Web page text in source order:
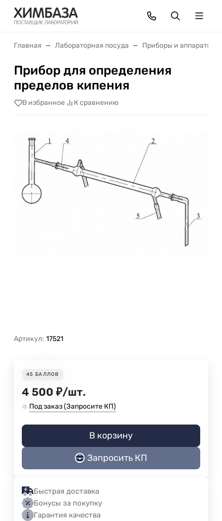
Главная Лабораторная посуда Приборы и аппараты
Прибор для определения
пределов кипения
В избранное К сравнению
Артикул: 17521
45 БАЛЛОВ
4 500 ₽/шт.
Под заказ (Запросите КП)
В корзину
Запросить КП
Быстрая доставка
Бонусы за покупку
Гарантия качества